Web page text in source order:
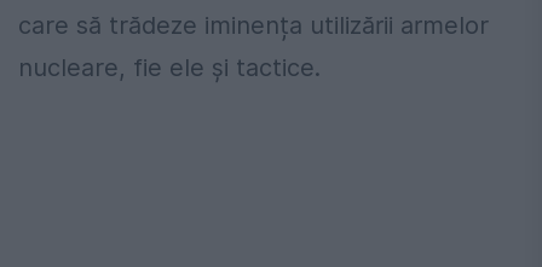
care să trădeze iminența utilizării armelor
nucleare, fie ele și tactice.